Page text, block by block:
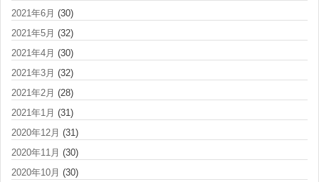
2021年6月 (30)
2021年5月 (32)
2021年4月 (30)
2021年3月 (32)
2021年2月 (28)
2021年1月 (31)
2020年12月 (31)
2020年11月 (30)
2020年10月 (30)